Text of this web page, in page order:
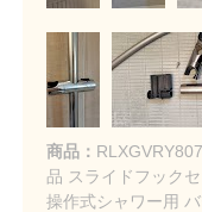
商品：
品 スライドフック
操作式シャワー用